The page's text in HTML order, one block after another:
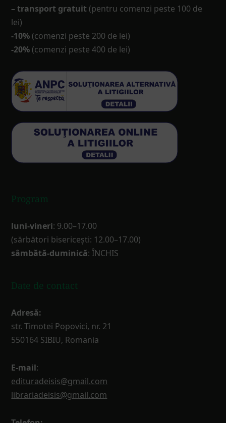
– transport gratuit (pentru comenzi peste 100 de
lei)
-10% (comenzi peste 200 de lei)
-20% (comenzi peste 400 de lei)
Program
luni-vineri: 9.00–17.00
(sărbători bisericești: 12.00–17.00)
sâmbătă-duminică: ÎNCHIS
Date de contact
Adresă:
str. Timotei Popovici, nr. 21
550164 SIBIU, Romania
E-mail:
edituradeisis@gmail.com
librariadeisis@gmail.com